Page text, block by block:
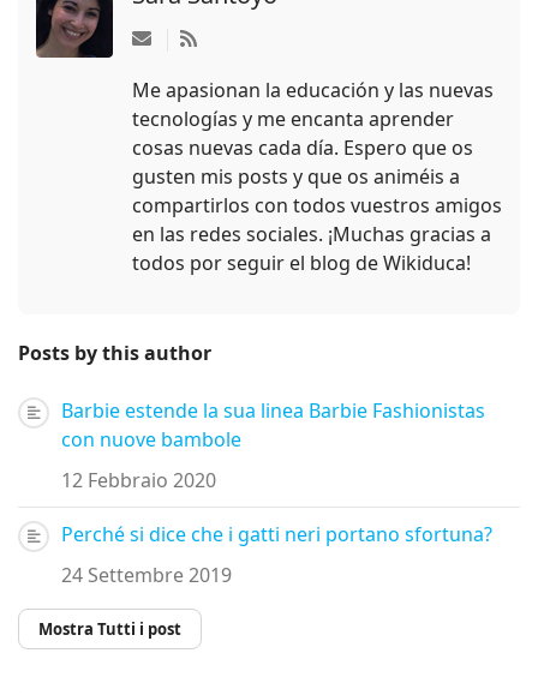
Iscriviti agli aggiornamenti di questo autore
Me apasionan la educación y las nuevas
tecnologías y me encanta aprender
cosas nuevas cada día. Espero que os
gusten mis posts y que os animéis a
compartirlos con todos vuestros amigos
en las redes sociales. ¡Muchas gracias a
todos por seguir el blog de Wikiduca!
Posts by this author
Barbie estende la sua linea Barbie Fashionistas
con nuove bambole
12 Febbraio 2020
Perché si dice che i gatti neri portano sfortuna?
24 Settembre 2019
Mostra Tutti i post